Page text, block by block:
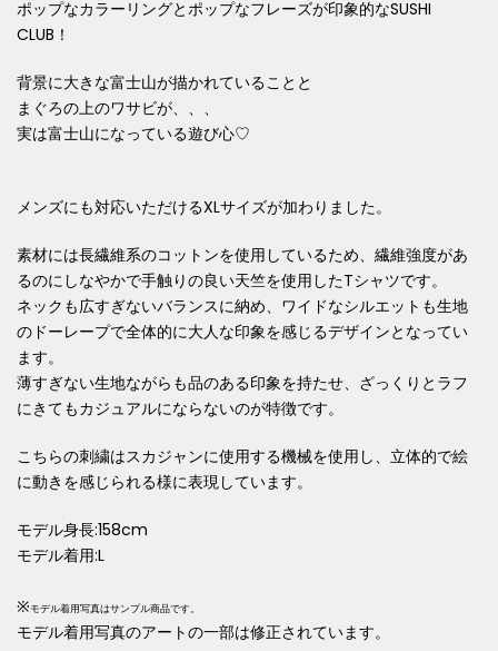
ポップなカラーリングとポップなフレーズが印象的なSUSHI
CLUB！
背景に大きな富士山が描かれていることと
まぐろの上のワサビが、、、
実は富士山になっている遊び心♡
メンズにも対応いただけるXLサイズが加わりました。
素材には長繊維系のコットンを使用しているため、繊維強度があ
るのにしなやかで手触りの良い天竺を使用したTシャツです。
ネックも広すぎないバランスに納め、ワイドなシルエットも生地
のドーレープで全体的に大人な印象を感じるデザインとなってい
ます。
薄すぎない生地ながらも品のある印象を持たせ、ざっくりとラフ
にきてもカジュアルにならないのが特徴です。
こちらの刺繍はスカジャンに使用する機械を使用し、立体的で絵
に動きを感じられる様に表現しています。
モデル身長:158cm
モデル着用:L
※モデル着用写真はサンプル商品です。
モデル着用写真のアートの一部は修正されています。